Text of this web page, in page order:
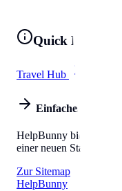
Quick Links
Travel Hub
Einfaches Leben
HelpBunny bietet alles,
einer neuen Stadt
Zur Sitemap
HelpBunny